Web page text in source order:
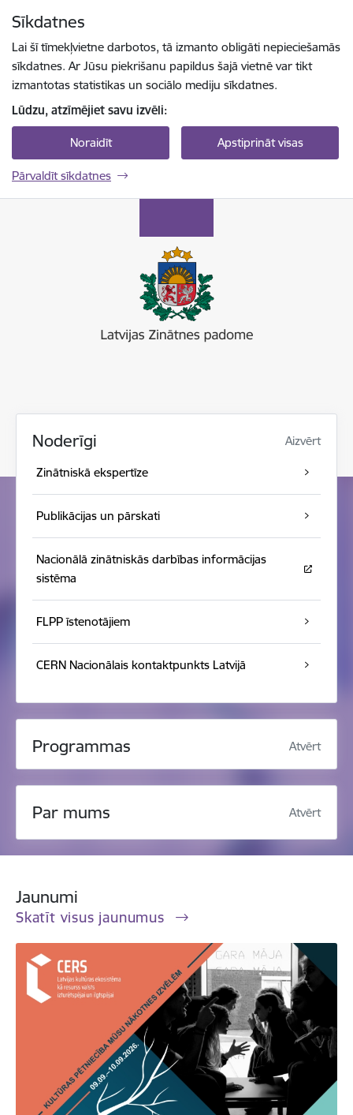
Sīkdatnes
Lai šī tīmekļvietne darbotos, tā izmanto obligāti nepieciešamās
sīkdatnes. Ar Jūsu piekrišanu papildus šajā vietnē var tikt
izmantotas statistikas un sociālo mediju sīkdatnes.
Lūdzu, atzīmējiet savu izvēli:
Noraidīt Apstiprināt visas
Pārvaldīt sīkdatnes
Noderīgi Aizvērt
Zinātniskā ekspertīze
Publikācijas un pārskati
Nacionālā zinātniskās darbības informācijas
sistēma
FLPP īstenotājiem
CERN Nacionālais kontaktpunkts Latvijā
Programmas Atvērt
Par mums Atvērt
Jaunumi
Skatīt visus jaunumus